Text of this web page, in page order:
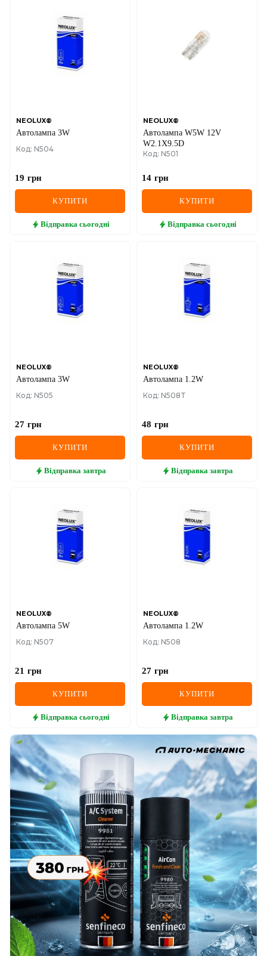
NEOLUX®
Автолампа 3W
Код: N504
19 грн
КУПИТИ
Відправка сьогодні
NEOLUX®
Автолампа W5W 12V
W2.1X9.5D
Код: N501
14 грн
КУПИТИ
Відправка сьогодні
NEOLUX®
Автолампа 3W
Код: N505
27 грн
КУПИТИ
Відправка завтра
NEOLUX®
Автолампа 1.2W
Код: N508T
48 грн
КУПИТИ
Відправка завтра
NEOLUX®
Автолампа 5W
Код: N507
21 грн
КУПИТИ
Відправка сьогодні
NEOLUX®
Автолампа 1.2W
Код: N508
27 грн
КУПИТИ
Відправка завтра